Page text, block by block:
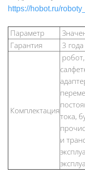
https://hobot.ru/
Параметр
Гарантия
3
Комплектация
тока,
и